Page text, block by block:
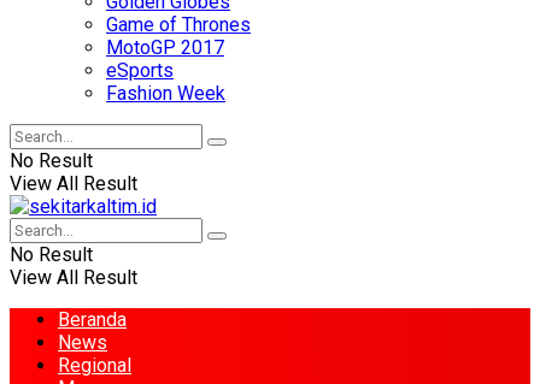
Game of Thrones
MotoGP 2017
eSports
Fashion Week
No Result
View All Result
No Result
View All Result
Beranda
News
Regional